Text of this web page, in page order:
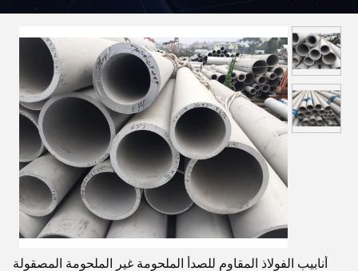
أنابيب الفولاذ المقاوم للصدأ الملحومة غير الملحومة المصقولة